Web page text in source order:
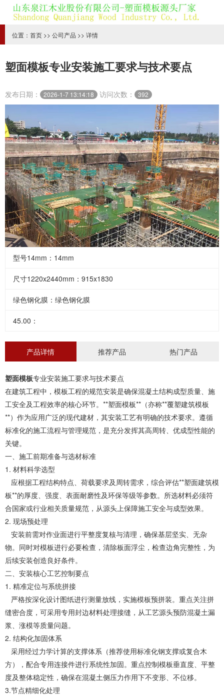
位置： 首页 >> 公司产品 >> 详情
塑面模板专业安装施工要求与技术要点
发布日期： 2026-1-7 13:14:18 访问次数： 392
型号14mm：14mm
尺寸1220x2440mm：915x1830
绿色钢化膜：绿色钢化膜
45.00：
产品详情 推荐产品 热门产品
塑面模板专业安装施工要求与技术要点
在建筑工程中，模板工程的规范安装是确保混凝土结构成型质量、施
工安全及工程效率的核心环节。 **塑面模板** （亦称**覆塑建筑模板
**）作为应用广泛的现代建材，其安装工艺有明确的技术要求。遵循
标准化的施工流程与管理规范，是充分发挥其高周转、优成型性能的
关键。
一、施工前期准备与选材标准
1. 材料科学选型
应根据工程结构特点、荷载要求及周转需求，综合评估**塑面建筑模
板**的厚度、强度、表面耐磨性及环保等级等参数。所选材料必须符
合国家或行业相关质量规范，从源头上保障施工安全与成型效果。
2. 现场预处理
安装前需对作业面进行平整度复核与清理，确保基层坚实、无杂
物。同时对模板进行必要检查，清除板面浮尘，检查边角完整性，为
后续安装创造良好条件。
二、安装核心工艺控制要点
1. 精准定位与系统拼接
严格按深化设计图纸进行测量放线，实施模板预拼装。重点关注拼
缝密合度，可采用专用封边材料处理接缝，从工艺源头预防混凝土漏
浆、涨模等质量问题。
2. 结构化加固体系
采用经过力学计算的支撑体系（推荐使用标准化钢支撑或复合木
方），配合专用连接件进行系统性加固。重点控制模板垂直度、平整
度及整体稳定性，确保在混凝土侧压力作用下不变形、不位移。
3.节点精细化处理